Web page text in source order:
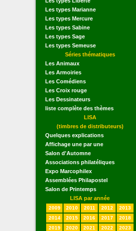
Les types Marianne
Les types Mercure
Les types Sabine
Les types Sage
Les types Semeuse
Séries thématiques
Les Animaux
Les Armoiries
Les Comédiens
Les Croix rouge
Les Dessinateurs
liste complète des thèmes
LISA
(timbres de distributeurs)
Quelques explications
Affichage une par une
Salon d'Automne
Associations philatéliques
Expo Marcophilex
Assemblées Philapostel
Salon de Printemps
LISA par année
2009 2010 2011 2012
2013
2014
2015 2016 2017
2018
2019
2020 2021 2022
2023